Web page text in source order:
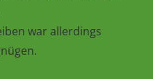
war allerdings